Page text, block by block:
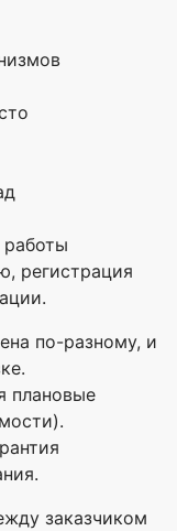
регистрация
по-разному, и
плановые
заказчиком